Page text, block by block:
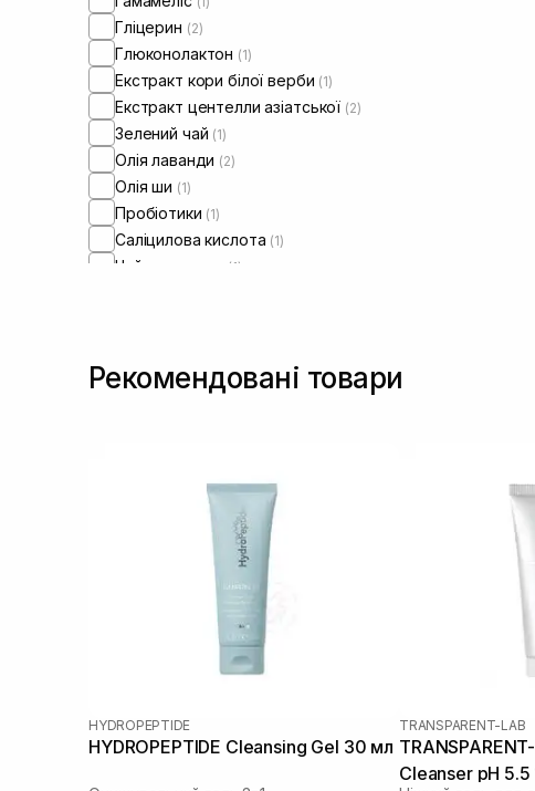
Гліцерин (2)
Глюконолактон (1)
Екстракт кори білої верби (1)
Екстракт центелли азіатської (2)
Зелений чай (1)
Олія лаванди (2)
Олія ши (1)
Пробіотики (1)
Саліцилова кислота (1)
Чайне дерево (1)
Рекомендовані товари
HYDROPEPTIDE
HYDROPEPTIDE Cleansing Gel 30 мл
TRANSPARENT-LAB
Cleanser pH